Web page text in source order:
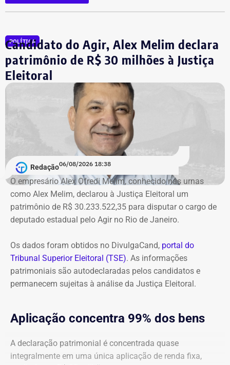
imediata execução da sentença. Além da comunicação à
Justiça Eleitoral, o órgão pede a inclusão do nome de
Garotinho no Cadastro Nacional de Condenados por Ato
de Improbidade Administrativa.
Garotinho também foi multado
O órgão também requer que o ex-governador seja
intimado a quitar os valores da condenação. Segundo os
cálculos atualizados apresentados à Justiça, o
ressarcimento ao erário, originalmente fixado em R$
234,4 milhões, chega hoje a R$ 2,55 bilhões. O MP ainda
cobra R$ 778,9 mil de multa civil e R$ 11,9 milhões por
danos morais coletivos.
Globo”
POLÍTICA
Candidato do Agir, Alex Melim declara
patrimônio de R$ 30 milhões à Justiça
Eleitoral
Redação06/08/2026 18:38
O empresário Alex Ofredi Melim, conhecido nas urnas
como Alex Melim, declarou à Justiça Eleitoral um
patrimônio de R$ 30.233.522,35 para disputar o cargo de
deputado estadual pelo Agir no Rio de Janeiro.
Os dados foram obtidos no DivulgaCand, portal do
Tribunal Superior Eleitoral (TSE). As informações
patrimoniais são autodeclaradas pelos candidatos e
permanecem sujeitas à análise da Justiça Eleitoral.
Aplicação concentra 99% dos bens
A declaração patrimonial é concentrada quase
integralmente em uma única aplicação de renda fixa,